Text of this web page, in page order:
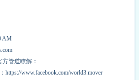
AM
管道瞭解：
https://www.facebook.com/world3.mover